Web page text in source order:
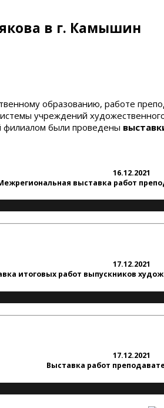
в г. Камышин
образованию, работе
учреждений
филиалом были проведены
16.12.2021
выставка работ
17.12.2021
итоговых работ выпускников
17.12.2021
Выставка работ